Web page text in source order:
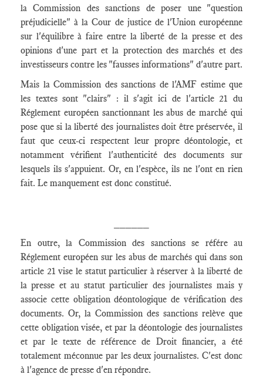
la Commission des sanctions de poser une "question
préjudicielle" à la Cour de justice de l'Union européenne
sur l'équilibre à faire entre la liberté de la presse et des
opinions d'une part et la protection des marchés et des
investisseurs contre les "fausses informations" d'autre part.
Mais la Commission des sanctions de l'AMF estime que
les textes sont "clairs" : il s'agit ici de l'article 21 du
Réglement européen sanctionnant les abus de marché qui
pose que si la liberté des journalistes doit être préservée, il
faut que ceux-ci respectent leur propre déontologie, et
notamment vérifient l'authenticité des documents sur
lesquels ils s'appuient. Or, en l'espèce, ils ne l'ont en rien
fait. Le manquement est donc constitué.
En outre, la Commission des sanctions se référe au
Réglement européen sur les abus de marchés qui dans son
article 21 vise le statut particulier à réserver à la liberté de
la presse et au statut particulier des journalistes mais y
associe cette obligation déontologique de vérification des
documents. Or, la Commission des sanctions relève que
cette obligation visée, et par la déontologie des journalistes
et par le texte de référence de Droit financier, a été
totalement méconnue par les deux journalistes. C'est donc
à l'agence de presse d'en répondre.